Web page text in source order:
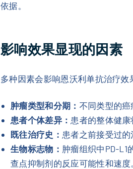
依据。
影响效果显现的因素
多种因素会影响恩沃利单抗治疗效
肿瘤类型和分期： 不同类型的癌
患者个体差异： 患者的整体健
既往治疗史： 患者之前接受过
生物标志物： 肿瘤组织中PD-L1
查点抑制剂的反应可能性和速度